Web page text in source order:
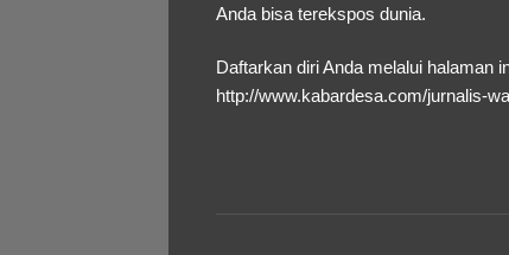
Anda bisa terekspos dunia.
Daftarkan diri Anda melalui halaman
http://www.kabardesa.com/jurnalis-